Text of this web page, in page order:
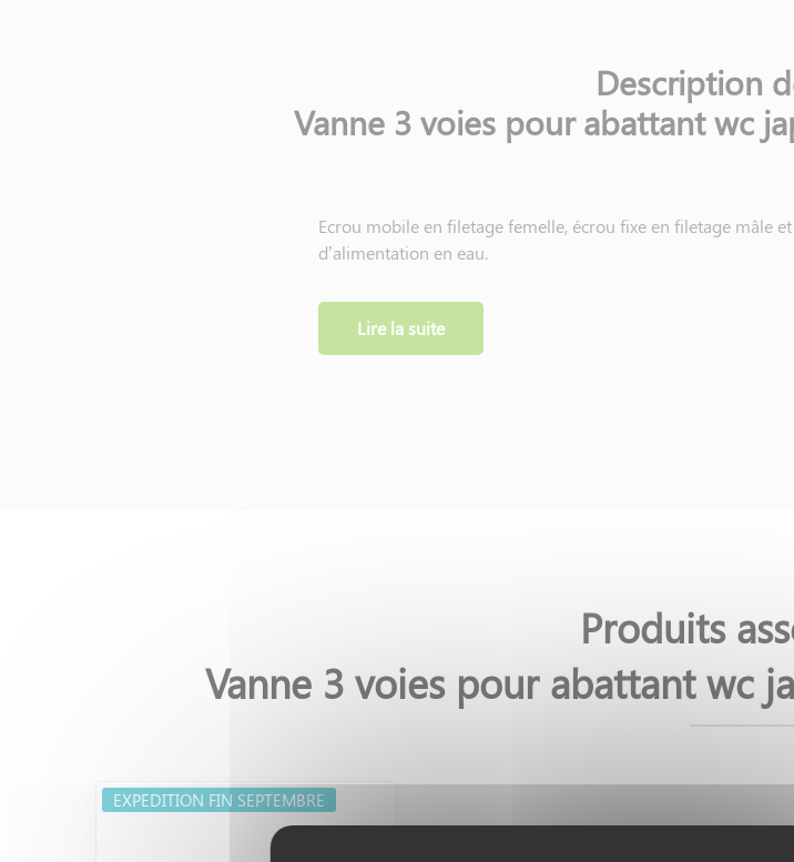
Description
Vanne 3 voies pour abattant wc
Ecrou mobile en filetage femelle, écrou fixe en filetage mâle
d’alimentation en eau.
Facile à installer en amont ou en aval de votre robinet
apparent) ou votre vanne d’arrivée d’eau (pour un wc
Lire la suite
Produits
Vanne 3 voies pour abattant wc
EXPEDITION FIN SEPTEMBRE